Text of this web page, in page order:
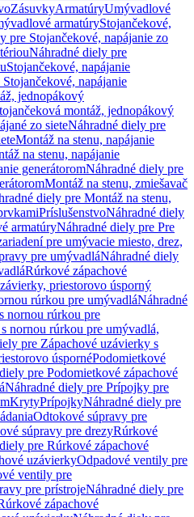
ZásuvkyArmatúryUmývadlové
armatúryStojančekové,
pre Stojančekové, napájanie zo
Náhradné diely pre
Stojančekové, napájanie
napájanie
jednopákový
montáž, jednopákový
zo sieteNáhradné diely pre
Montáž na stenu, napájanie
na stenu, napájanie
generátoromNáhradné diely pre
Montáž na stenu, zmiešavač
diely pre Montáž na stenu,
PríslušenstvoNáhradné diely
armatúryNáhradné diely pre Pre
pre umývacie miesto, drez,
pre umývadláNáhradné diely
Rúrkové zápachové
priestorovo úsporný
rúrkou pre umývadláNáhradné
nornou rúrkou pre
nornou rúrkou pre umývadlá,
pre Zápachové uzávierky s
úspornéPodomietkové
pre Podomietkové zápachové
Náhradné diely pre Prípojky pre
KrytyPrípojkyNáhradné diely pre
Odtokové súpravy pre
súpravy pre drezyRúrkové
pre Rúrkové zápachové
uzávierkyOdpadové ventily pre
ventily pre
pre prístrojeNáhradné diely pre
zápachové